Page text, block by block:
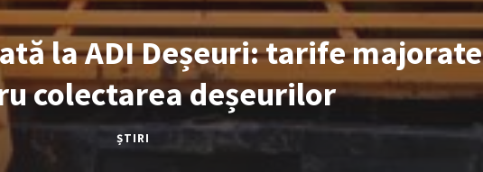
la ADI Deșeuri: tarife majorate
colectarea deșeurilor
ȘTIRI